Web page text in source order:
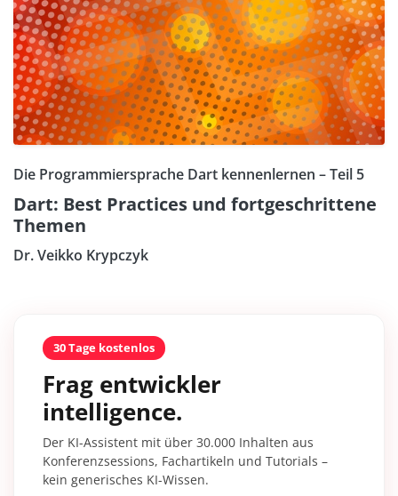
Die Programmiersprache Dart kennenlernen – Teil 5
Dart: Best Practices und fortgeschrittene
Themen
Dr. Veikko Krypczyk
30 Tage kostenlos
Frag entwickler
intelligence.
Der KI-Assistent mit über 30.000 Inhalten aus
Konferenzsessions, Fachartikeln und Tutorials –
kein generisches KI-Wissen.